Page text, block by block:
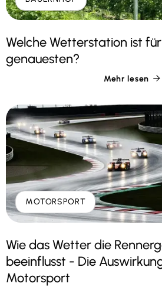
Welche Wetterstation ist
genauesten?
Mehr lesen 
MOTORSPORT
Wie das Wetter die
beeinflusst - Die
Motorsport